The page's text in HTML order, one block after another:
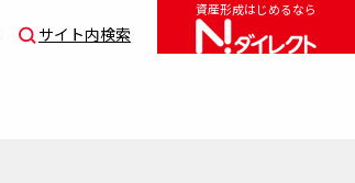
サイト内検索
資産形成はじめるなら